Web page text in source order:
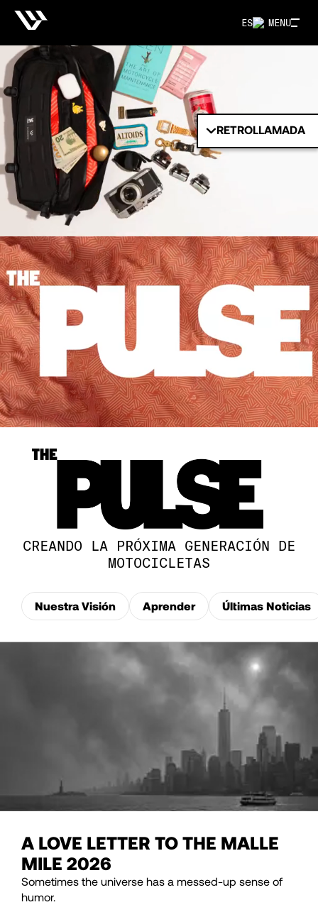
MENU
ES
RETROLLAMADA
CREANDO LA PRÓXIMA GENERACIÓN DE
MOTOCICLETAS
Nuestra Visión Aprender Últimas Noticias
A LOVE LETTER TO THE MALLE
MILE 2026
Sometimes the universe has a messed-up sense of
humor.